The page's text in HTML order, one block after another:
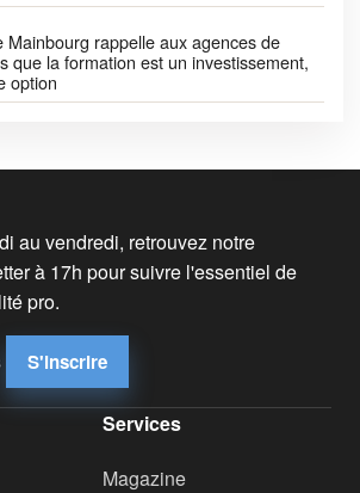
Mainbourg rappelle aux agences de
que la formation est un investissement,
option
au vendredi, retrouvez notre
à 17h pour suivre l'essentiel de
pro.
S'inscrire
Services
Magazine